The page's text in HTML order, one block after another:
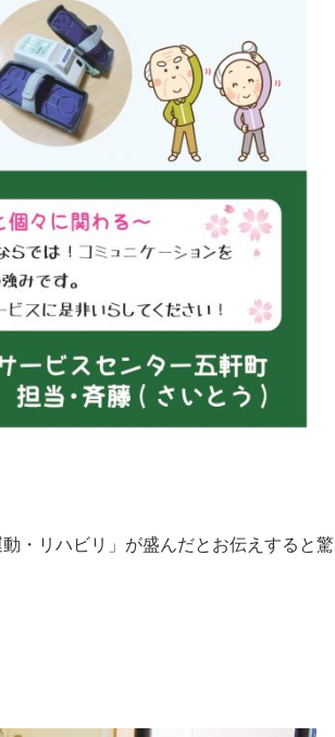
・リハビリ」が盛んだとお伝えすると驚